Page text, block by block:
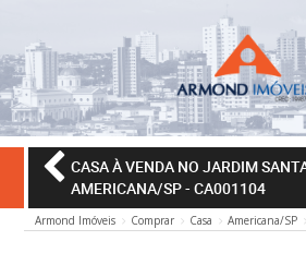
CASA À VENDA NO JARDIM
AMERICANA/SP- CA001104
Armond Imóveis Comprar Casa Americana/SP